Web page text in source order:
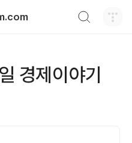
경제이야기